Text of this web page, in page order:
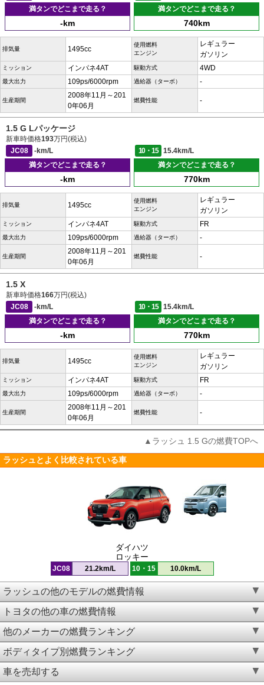
満タンでどこまで走る？
-km
満タンでどこまで走る？
740km
排気量 1495cc
使用燃料
エンジン
レギュラー
ガソリン
ミッション インパネ4AT 駆動方式 4WD
最大出力 109ps/6000rpm 過給器（ターボ） -
生産期間
2008年11月～201
0年06月
燃費性能 -
1.5 G Lパッケージ
新車時価格193万円(税込)
JC08
-km/L 10・15
15.4km/L
満タンでどこまで走る？
-km
満タンでどこまで走る？
770km
排気量 1495cc
使用燃料
エンジン
レギュラー
ガソリン
ミッション インパネ4AT 駆動方式 FR
最大出力 109ps/6000rpm 過給器（ターボ） -
生産期間
2008年11月～201
0年06月
燃費性能 -
1.5 X
新車時価格166万円(税込)
JC08
-km/L 10・15
15.4km/L
満タンでどこまで走る？
-km
満タンでどこまで走る？
770km
排気量 1495cc
使用燃料
エンジン
レギュラー
ガソリン
ミッション インパネ4AT 駆動方式 FR
最大出力 109ps/6000rpm 過給器（ターボ） -
生産期間
2008年11月～201
0年06月
燃費性能 -
▲ラッシュ 1.5 Gの燃費TOPへ
ラッシュとよく比較されている車
ダイハツ
ロッキー
JC08 21.2km/L 10・15 10.0km/L
ラッシュの他のモデルの燃費情報
トヨタの他の車の燃費情報
他のメーカーの燃費ランキング
ボディタイプ別燃費ランキング
車を売却する